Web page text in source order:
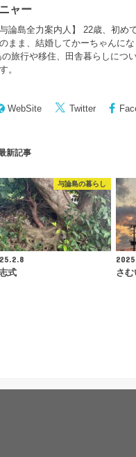
ャー
与論島全力案内人】 22歳、初
まま、結婚してかーちゃんに
旅行や移住、田舎暮らしにつ
。
WebSite Twitter
新記事
与論島の暮らし
式
さむ